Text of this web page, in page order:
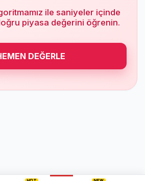
ile saniyeler içinde
piyasa değerini öğrenin.
DEĞERLE